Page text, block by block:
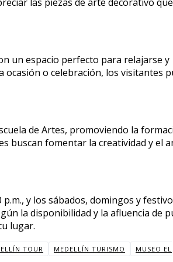
un espacio perfecto para relajarse y
o celebración, los visitantes
de Artes, promoviendo la
buscan fomentar la creatividad y el
y los sábados, domingos y
la disponibilidad y la afluencia de
lugar.
TOUR MEDELLÍN TURISMO MUSEO EL